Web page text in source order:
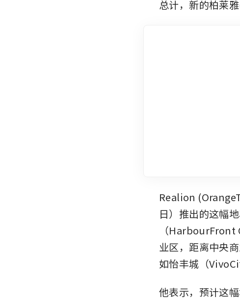
总计，新的柏莱
Realion
日）推出的这幅
（
业区，距离中央
如怡丰城（
他表示，预计这